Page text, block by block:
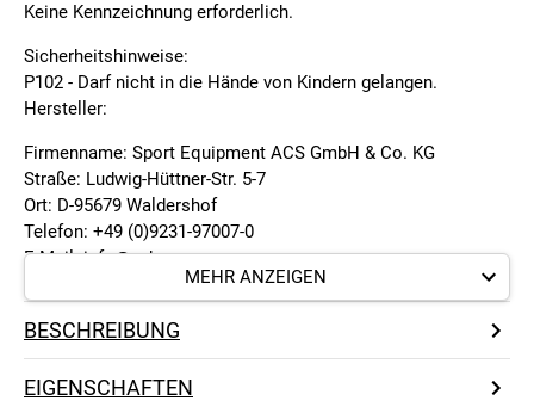
Keine Kennzeichnung erforderlich.
Sicherheitshinweise:
P102 - Darf nicht in die Hände von Kindern gelangen.
Hersteller:
Firmenname: Sport Equipment ACS GmbH & Co. KG
Straße: Ludwig-Hüttner-Str. 5-7
Ort: D-95679 Waldershof
Telefon: +49 (0)9231-97007-0
E-Mail: info@cube.eu
Internet: www.cube.euMEHR ANZEIGEN
BESCHREIBUNG
EIGENSCHAFTEN